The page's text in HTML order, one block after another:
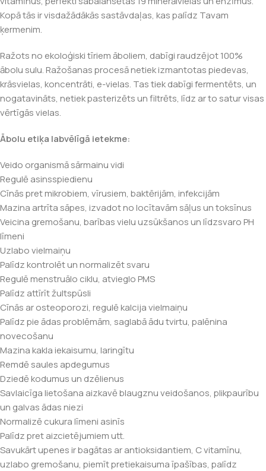
Kopā tās ir visdažādākās sastāvdaļas, kas palīdz Tavam
ķermenim.
Ražots no ekoloģiski tīriem āboliem, dabīgi raudzējot 100%
ābolu sulu. Ražošanas procesā netiek izmantotas piedevas,
krāsvielas, koncentrāti, e-vielas. Tas tiek dabīgi fermentēts, un
nogatavināts, netiek pasterizēts un filtrēts, līdz ar to satur visas
vērtīgās vielas.
Ābolu etiķa labvēlīgā ietekme:
Veido organismā sārmainu vidi
Regulē asinsspiedienu
Cīnās pret mikrobiem, vīrusiem, baktērijām, infekcijām
Mazina artrīta sāpes, izvadot no locītavām sāļus un toksīnus
Veicina gremošanu, barības vielu uzsūkšanos un līdzsvaro PH
līmeni
Uzlabo vielmaiņu
Palīdz kontrolēt un normalizēt svaru
Regulē menstruālo ciklu, atvieglo PMS
Palīdz attīrīt žultspūsli
Cīnās ar osteoporozi, regulē kalcija vielmaiņu
Palīdz pie ādas problēmām, saglabā ādu tvirtu, palēnina
novecošanu
Mazina kakla iekaisumu, laringītu
Remdē saules apdegumus
Dziedē kodumus un dzēlienus
Savlaicīga lietošana aizkavē blaugznu veidošanos, plikpaurību
un galvas ādas niezi
Normalizē cukura līmeni asinīs
Palīdz pret aizcietējumiem utt.
Savukārt upenes ir bagātas ar antioksidantiem, C vitamīnu,
uzlabo gremošanu, piemīt pretiekaisuma īpašības, palīdz